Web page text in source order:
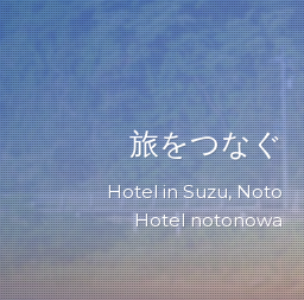
旅をつなぐ
Hotel in Suzu, Noto
Hotel notonowa